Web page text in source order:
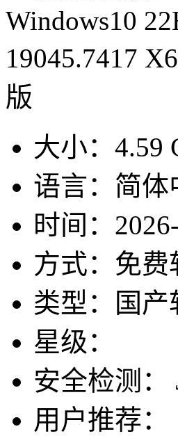
大小： 4.59
语言： 简体
时间：
方式： 免费
类型：
国产
星级：
安全检测：
用户推荐：